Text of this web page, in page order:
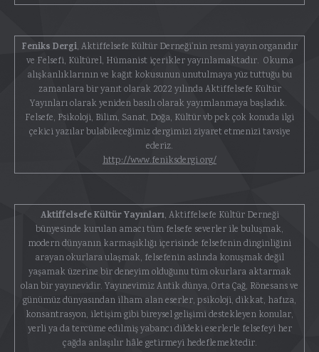
Feniks Dergi, Aktiffelsefe Kültür Derneği'nin resmi yayın organıdır
ve Felsefi, Kültürel, Hümanist içerikler yayınlamaktadır. Okuma
alışkanlıklarının ve kağıt kokusunun unutulmaya yüz tuttuğu bu
zamanlara bir yanıt olarak 2022 yılında Aktiffelsefe Kültür
Yayınları olarak yeniden basılı olarak yayımlanmaya başladık.
Felsefe, Psikoloji, Bilim, Sanat, Doğa, Kültür vb pek çok konuda ilgi
çekici yazılar bulabileceğimiz dergimizi ziyaret etmenizi tavsiye
ederiz.
http://www.feniksdergi.org/
Aktiffelsefe Kültür Yayınları, Aktiffelsefe Kültür Derneği
bünyesinde kurulan amacı tüm felsefe severler ile buluşmak,
modern dünyanın karmaşıklığı içerisinde felsefenin dinginliğini
arayan okurlara ulaşmak, felsefenin aslında konuşmak değil
yaşamak üzerine bir deneyim olduğunu tüm okurlara aktarmak
olan bir yayınevidir. Yayınevimiz Antik dünya, Orta Çağ, Rönesans ve
günümüz dünyasından ilham alan eserler, psikoloji, dikkat, hafıza,
konsantrasyon, iletişim gibi bireysel gelişimi destekleyen konular,
yerli ya da tercüme edilmiş yabancı dildeki eserlerle felsefeyi her
çağda anlaşılır hâle getirmeyi hedeflemektedir.